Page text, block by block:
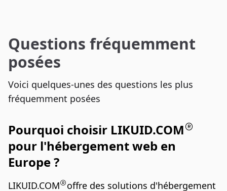
Questions fréquemment
posées
Voici quelques-unes des questions les plus
fréquemment posées
Pourquoi choisir LIKUID.COM
pour l'hébergement web en
Europe ?
LIKUID.COM
offre des solutions d'hébergement